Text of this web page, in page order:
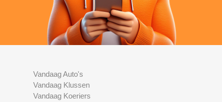
Vandaag Auto's
Vandaag Klussen
Vandaag Koeriers